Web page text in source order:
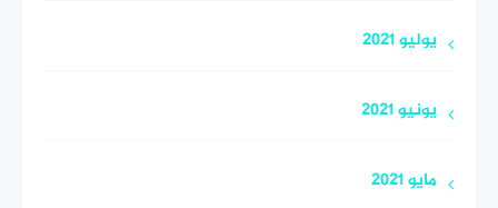
يوليو 2021
يونيو 2021
مايو 2021